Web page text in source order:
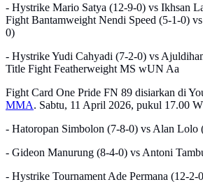
- Hystrike Mario Satya (12-9-0) vs Ikhsan
Fight Bantamweight Nendi Speed (5-1-0)
0)
- Hystrike Yudi Cahyadi (7-2-0) vs
Title Fight Featherweight MS wUN Aa
Fight Card One Pride FN 89 disiarkan di
MMA. Sabtu, 11 April 2026, pukul 17.00
- Hatoropan Simbolon (7-8-0) vs Alan Lolo
- Gideon Manurung (8-4-0) vs Antoni
- Hystrike Tournament Ade Permana (12-2-